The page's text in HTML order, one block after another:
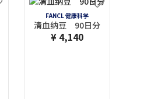
FANCL 健康科学
清血纳豆 90日分
¥ 4,140